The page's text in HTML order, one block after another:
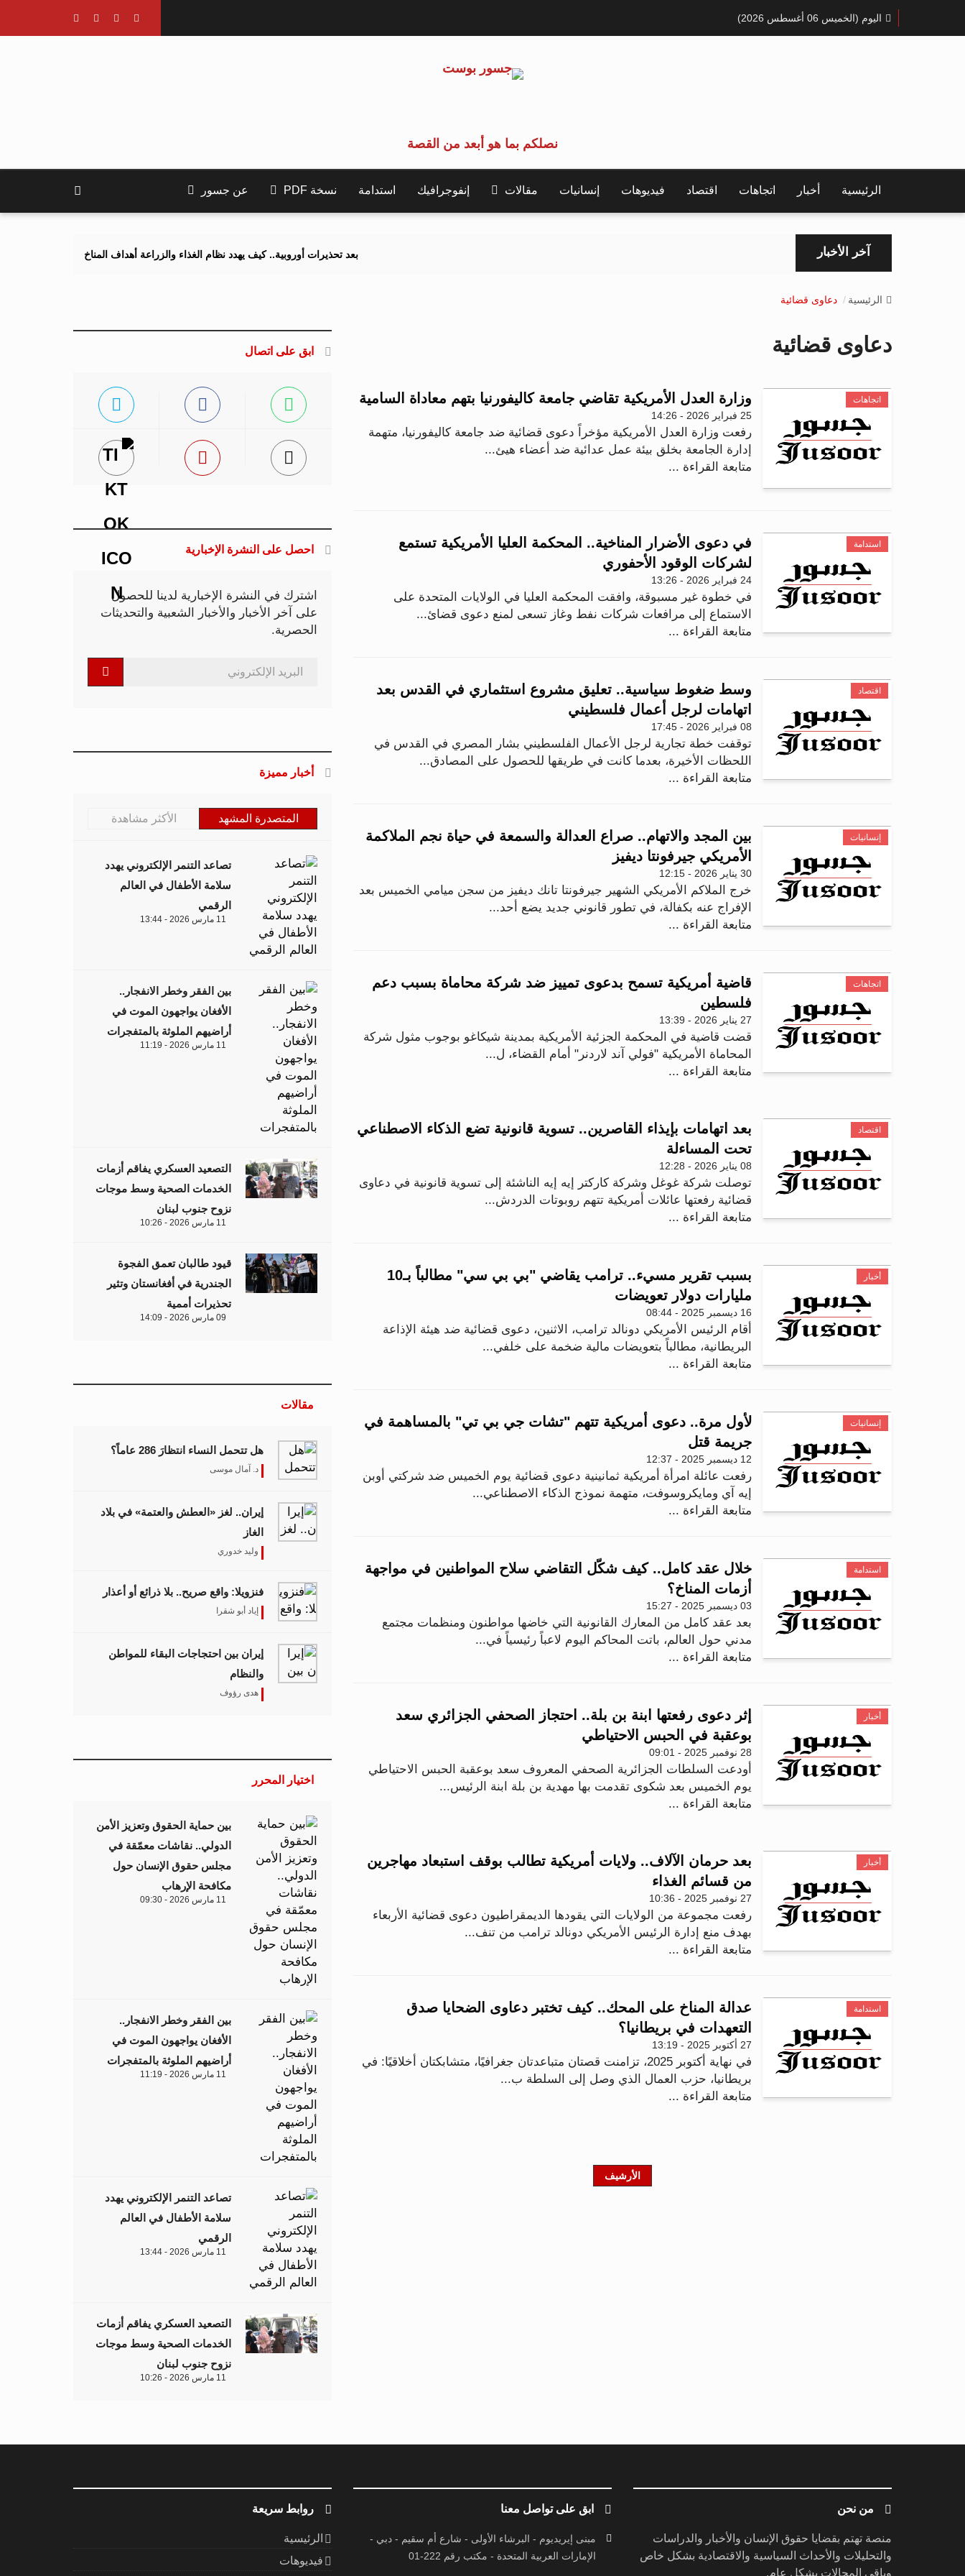
اليوم (الخميس 06 أغسطس 2026)
نصلكم بما هو أبعد من القصة
الرئيسية أخبار اتجاهات اقتصاد فيديوهات إنسانيات مقالات إنفوجرافيك استدامة نسخة PDF عن جسور
آخر الأخبار بعد تحذيرات أوروبية.. كيف يهدد نظام الغذاء والزراعة أهداف المناخ 2040 و2050؟
الرئيسية دعاوى قضائية
دعاوى قضائية
اتجاهات وزارة العدل الأمريكية تقاضي جامعة كاليفورنيا بتهم معاداة السامية
25 فبراير 2026 - 14:26
رفعت وزارة العدل الأمريكية مؤخراً دعوى قضائية ضد جامعة كاليفورنيا، متهمة
إدارة الجامعة بخلق بيئة عمل عدائية ضد أعضاء هيئ...
متابعة القراءة ...
استدامة
في دعوى الأضرار المناخية.. المحكمة العليا الأمريكية تستمع
لشركات الوقود الأحفوري
24 فبراير 2026 - 13:26
في خطوة غير مسبوقة، وافقت المحكمة العليا في الولايات المتحدة على
الاستماع إلى مرافعات شركات نفط وغاز تسعى لمنع دعوى قضائ...
متابعة القراءة ...
اقتصاد
وسط ضغوط سياسية.. تعليق مشروع استثماري في القدس بعد
اتهامات لرجل أعمال فلسطيني
08 فبراير 2026 - 17:45
توقفت خطة تجارية لرجل الأعمال الفلسطيني بشار المصري في القدس في
اللحظات الأخيرة، بعدما كانت في طريقها للحصول على المصادق...
متابعة القراءة ...
إنسانيات
بين المجد والاتهام.. صراع العدالة والسمعة في حياة نجم الملاكمة
الأمريكي جيرفونتا ديفيز
30 يناير 2026 - 12:15
خرج الملاكم الأمريكي الشهير جيرفونتا تانك ديفيز من سجن ميامي الخميس بعد
الإفراج عنه بكفالة، في تطور قانوني جديد يضع أحد...
متابعة القراءة ...
اتجاهات
قاضية أمريكية تسمح بدعوى تمييز ضد شركة محاماة بسبب دعم
فلسطين
27 يناير 2026 - 13:39
قضت قاضية في المحكمة الجزئية الأمريكية بمدينة شيكاغو بوجوب مثول شركة
المحاماة الأمريكية "فولي آند لاردنر" أمام القضاء، ل...
متابعة القراءة ...
اقتصاد
بعد اتهامات بإيذاء القاصرين.. تسوية قانونية تضع الذكاء الاصطناعي
تحت المساءلة
08 يناير 2026 - 12:28
توصلت شركة غوغل وشركة كاركتر إيه إيه الناشئة إلى تسوية قانونية في دعاوى
قضائية رفعتها عائلات أمريكية تتهم روبوتات الدردش...
متابعة القراءة ...
أخبار
بسبب تقرير مسيء.. ترامب يقاضي "بي بي سي" مطالباً بـ10
مليارات دولار تعويضات
16 ديسمبر 2025 - 08:44
أقام الرئيس الأمريكي دونالد ترامب، الاثنين، دعوى قضائية ضد هيئة الإذاعة
البريطانية، مطالباً بتعويضات مالية ضخمة على خلفي...
متابعة القراءة ...
إنسانيات
لأول مرة.. دعوى أمريكية تتهم "تشات جي بي تي" بالمساهمة في
جريمة قتل
12 ديسمبر 2025 - 12:37
رفعت عائلة امرأة أمريكية ثمانينية دعوى قضائية يوم الخميس ضد شركتي أوبن
إيه آي ومايكروسوفت، متهمة نموذج الذكاء الاصطناعي...
متابعة القراءة ...
استدامة
خلال عقد كامل.. كيف شكّل التقاضي سلاح المواطنين في مواجهة
أزمات المناخ؟
03 ديسمبر 2025 - 15:27
بعد عقد كامل من المعارك القانونية التي خاضها مواطنون ومنظمات مجتمع
مدني حول العالم، باتت المحاكم اليوم لاعباً رئيسياً في...
متابعة القراءة ...
أخبار
إثر دعوى رفعتها ابنة بن بلة.. احتجاز الصحفي الجزائري سعد
بوعقبة في الحبس الاحتياطي
28 نوفمبر 2025 - 09:01
أودعت السلطات الجزائرية الصحفي المعروف سعد بوعقبة الحبس الاحتياطي
يوم الخميس بعد شكوى تقدمت بها مهدية بن بلة ابنة الرئيس...
متابعة القراءة ...
أخبار
بعد حرمان الآلاف.. ولايات أمريكية تطالب بوقف استبعاد مهاجرين
من قسائم الغذاء
27 نوفمبر 2025 - 10:36
رفعت مجموعة من الولايات التي يقودها الديمقراطيون دعوى قضائية الأربعاء
بهدف منع إدارة الرئيس الأمريكي دونالد ترامب من تنف...
متابعة القراءة ...
استدامة
عدالة المناخ على المحك.. كيف تختبر دعاوى الضحايا صدق
التعهدات في بريطانيا؟
27 أكتوبر 2025 - 13:19
في نهاية أكتوبر 2025، تزامنت قصتان متباعدتان جغرافيًا، متشابكتان أخلاقيًا: في
بريطانيا، حزب العمال الذي وصل إلى السلطة ب...
متابعة القراءة ...
الأرشيف
ابق على اتصال
احصل على النشرة الإخبارية
اشترك في النشرة الإخبارية لدينا للحصول
على آخر الأخبار والأخبار الشعبية والتحديثات
الحصرية.
أخبار مميزة
المتصدرة المشهد الأكثر مشاهدة
تصاعد التنمر الإلكتروني يهدد
سلامة الأطفال في العالم
الرقمي
11 مارس 2026 - 13:44
بين الفقر وخطر الانفجار..
الأفغان يواجهون الموت في
أراضيهم الملوثة بالمتفجرات
11 مارس 2026 - 11:19
التصعيد العسكري يفاقم أزمات
الخدمات الصحية وسط موجات
نزوح جنوب لبنان
11 مارس 2026 - 10:26
قيود طالبان تعمق الفجوة
الجندرية في أفغانستان وتثير
تحذيرات أممية
09 مارس 2026 - 14:09
مقالات
هل تتحمل النساء انتظارَ 286 عاماً؟
د. آمال موسى
إيران.. لغز «العطش والعتمة» في بلاد
الغاز
وليد خدوري
فنزويلا: واقع صريح.. بلا ذرائع أو أعذار
إياد أبو شقرا
إيران بين احتجاجات البقاء للمواطن
والنظام
هدى رؤوف
اختيار المحرر
بين حماية الحقوق وتعزيز الأمن
الدولي.. نقاشات معمّقة في
مجلس حقوق الإنسان حول
مكافحة الإرهاب
11 مارس 2026 - 09:30
بين الفقر وخطر الانفجار..
الأفغان يواجهون الموت في
أراضيهم الملوثة بالمتفجرات
11 مارس 2026 - 11:19
تصاعد التنمر الإلكتروني يهدد
سلامة الأطفال في العالم
الرقمي
11 مارس 2026 - 13:44
التصعيد العسكري يفاقم أزمات
الخدمات الصحية وسط موجات
نزوح جنوب لبنان
11 مارس 2026 - 10:26
من نحن
منصة تهتم بقضايا حقوق الإنسان والأخبار والدراسات
والتحليلات والأحداث السياسية والاقتصادية بشكل خاص
وباقي المجالات بشكل عام.
ابق على تواصل معنا
مبنى إيريديوم - البرشاء الأولى - شارع أم سقيم - دبي -
الإمارات العربية المتحدة - مكتب رقم 222-01
روابط سريعة
الرئيسية
فيديوهات